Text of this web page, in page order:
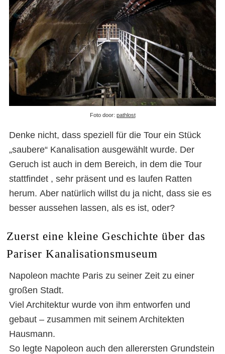
Foto door: pathlost
Denke nicht, dass speziell für die Tour ein Stück
„saubere“ Kanalisation ausgewählt wurde. Der
Geruch ist auch in dem Bereich, in dem die Tour
stattfindet , sehr präsent und es laufen Ratten
herum. Aber natürlich willst du ja nicht, dass sie es
besser aussehen lassen, als es ist, oder?
Zuerst eine kleine Geschichte über das
Pariser Kanalisationsmuseum
Napoleon machte Paris zu seiner Zeit zu einer
großen Stadt.
Viel Architektur wurde von ihm entworfen und
gebaut – zusammen mit seinem Architekten
Hausmann.
So legte Napoleon auch den allerersten Grundstein